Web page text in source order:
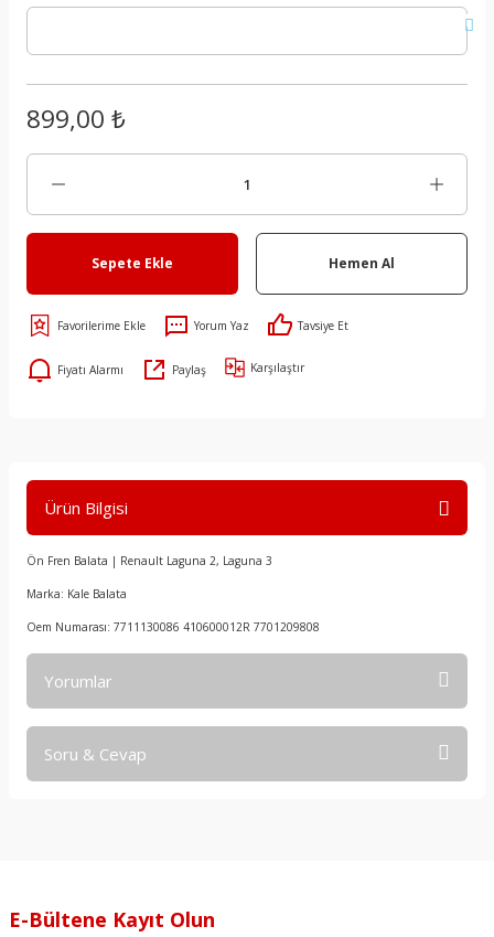
899,00 ₺
Sepete Ekle Hemen Al
Yorum Yaz Tavsiye Et
Fiyatı Alarmı Paylaş Karşılaştır
Ürün Bilgisi
Ön Fren Balata | Renault Laguna 2, Laguna 3
Marka: Kale Balata
Oem Numarası: 7711130086 410600012R 7701209808
Yorumlar
Soru & Cevap
E-Bültene Kayıt Olun